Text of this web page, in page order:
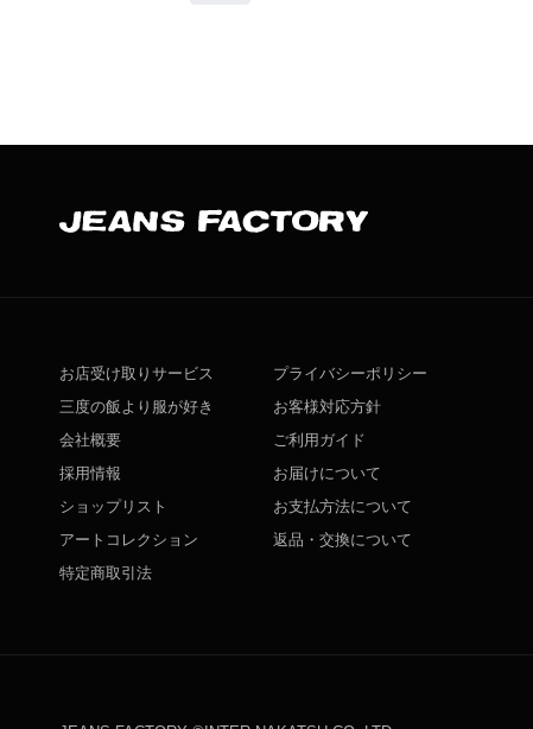
お店受け取りサービス
三度の飯より服が好き
会社概要
採用情報
ショップリスト
アートコレクション
特定商取引法
プライバシーポリシー
お客様対応方針
ご利用ガイド
お届けについて
お支払方法について
返品・交換について